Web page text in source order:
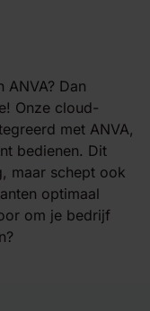
Dan
Onze cloud-
met ANVA,
bedienen. Dit
maar schept ook
optimaal
om je bedrijf